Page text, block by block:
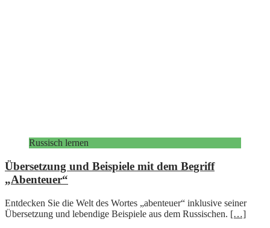
Russisch lernen
Übersetzung und Beispiele mit dem Begriff
„Abenteuer“
Entdecken Sie die Welt des Wortes „abenteuer“ inklusive seiner
Übersetzung und lebendige Beispiele aus dem Russischen. […]